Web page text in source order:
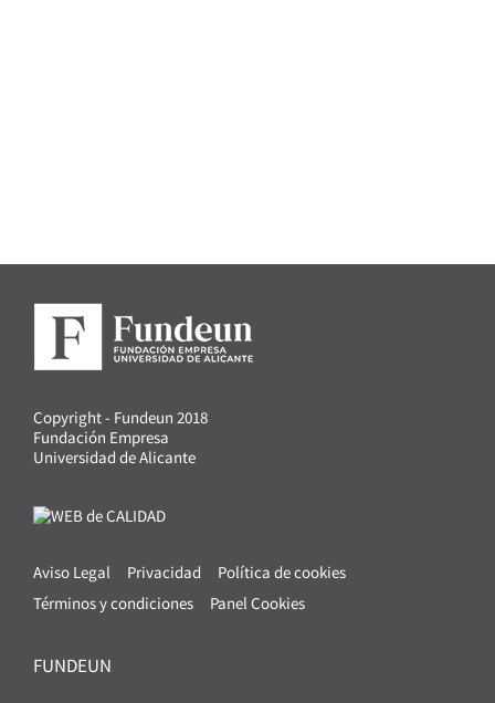
Copyright - Fundeun 2018
Fundación Empresa
Universidad de Alicante
Aviso Legal Privacidad
Política de cookies
Términos y condiciones
Panel Cookies
FUNDEUN